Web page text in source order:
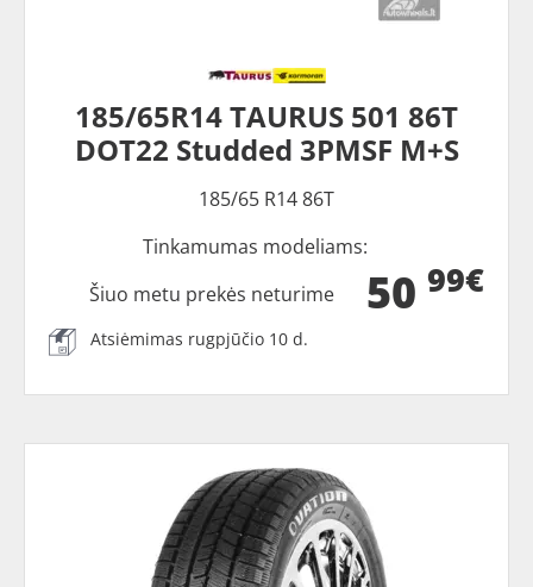
185/65R14 TAURUS 501 86T
DOT22 Studded 3PMSF M+S
185/65 R14 86T
Tinkamumas modeliams:
50 99€
Šiuo metu prekės neturime
Atsiėmimas rugpjūčio 10 d.